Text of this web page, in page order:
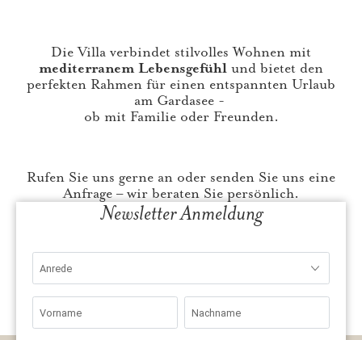
Die Villa verbindet stilvolles Wohnen mit
mediterranem Lebensgefühl und bietet den
perfekten Rahmen für einen entspannten Urlaub
am Gardasee -
ob mit Familie oder Freunden.
Rufen Sie uns gerne an oder senden Sie uns eine
Anfrage – wir beraten Sie persönlich.
Newsletter Anmeldung